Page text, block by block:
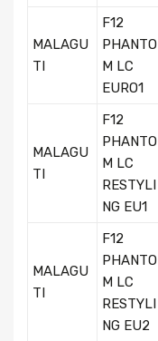
MALAGU
TI
F12
PHANTO
M LC
EURO1
MALAGU
TI
F12
PHANTO
M LC
RESTYLI
NG EU1
MALAGU
TI
F12
PHANTO
M LC
RESTYLI
NG EU2